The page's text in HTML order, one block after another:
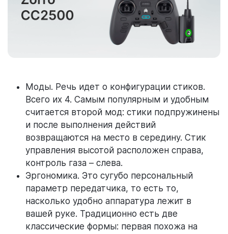
Моды. Речь идет о конфигурации стиков.
Всего их 4. Самым популярным и удобным
считается второй мод: стики подпружинены
и после выполнения действий
возвращаются на место в середину. Стик
управления высотой расположен справа,
контроль газа – слева.
Эргономика. Это сугубо персональный
параметр передатчика, то есть то,
насколько удобно аппаратура лежит в
вашей руке. Традиционно есть две
классические формы: первая похожа на